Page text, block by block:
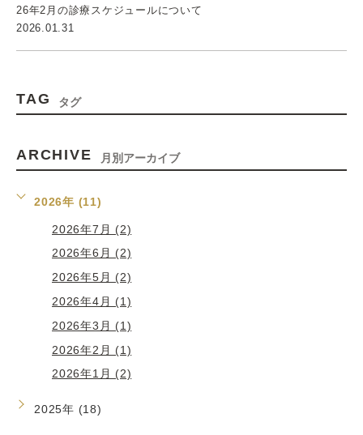
26年2月の診療スケジュールについて
2026.01.31
TAG タグ
ARCHIVE 月別アーカイブ
2026年 (11)
2026年7月 (2)
2026年6月 (2)
2026年5月 (2)
2026年4月 (1)
2026年3月 (1)
2026年2月 (1)
2026年1月 (2)
2025年 (18)